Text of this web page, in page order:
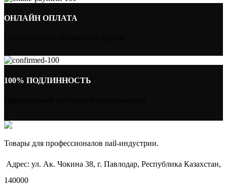
ОНЛАЙН ОПЛАТА
100% ПОДЛИННОСТЬ
Товары для профессионалов nail-индустрии.
Адрес: ул. Ак. Чокина 38, г. Павлодар, Республика Казахстан,
140000